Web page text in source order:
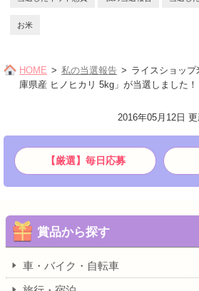
お米
HOME 私の当選報告
ライスショッ
庫県産 ヒノヒカリ 5kg」が当選しました！
2016年05月12日
【厳選】毎日応募
賞品から探す
車・バイク・自転車